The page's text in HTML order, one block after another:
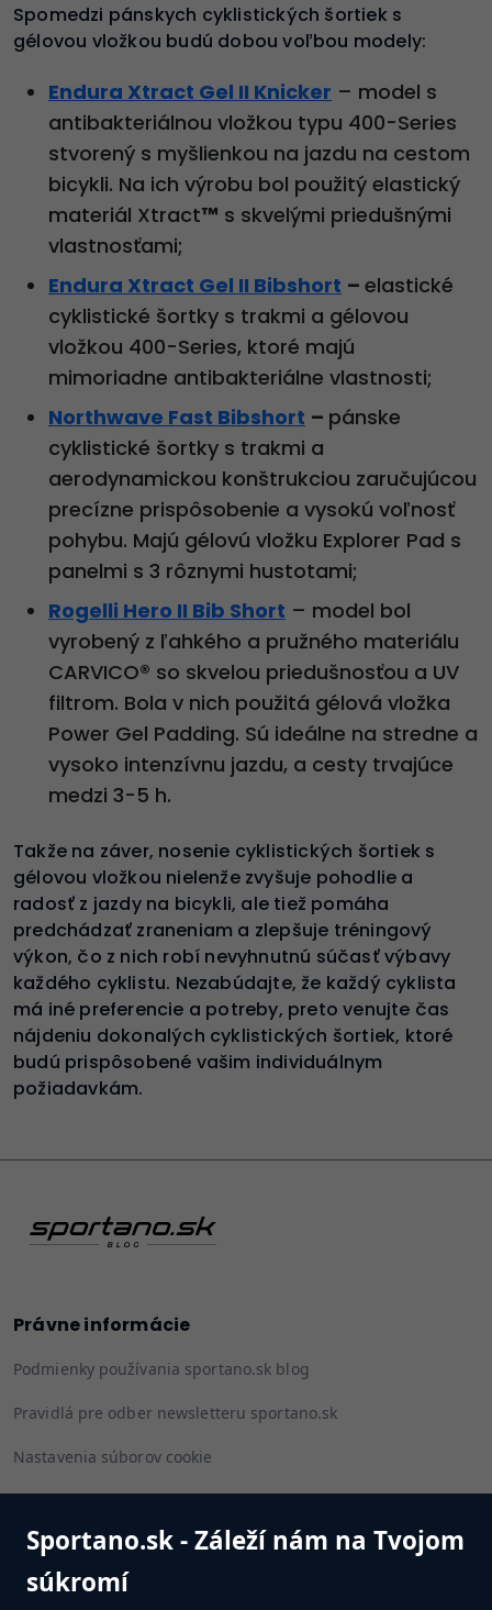
Sportano.sk - Záleží nám na Tvojom
súkromí
Spomedzi pánskych cyklistických šortiek s
gélovou vložkou budú dobou voľbou modely:
Endura Xtract Gel II Knicker – model s
antibakteriálnou vložkou typu 400-Series
stvorený s myšlienkou na jazdu na cestom
bicykli. Na ich výrobu bol použitý elastický
materiál Xtract™ s skvelými priedušnými
vlastnosťami;
Endura Xtract Gel II Bibshort – elastické
cyklistické šortky s trakmi a gélovou
vložkou 400-Series, ktoré majú
mimoriadne antibakteriálne vlastnosti;
Northwave Fast Bibshort – pánske
cyklistické šortky s trakmi a
aerodynamickou konštrukciou zaručujúcou
precízne prispôsobenie a vysokú voľnosť
pohybu. Majú gélovú vložku Explorer Pad s
panelmi s 3 rôznymi hustotami;
Rogelli Hero II Bib Short – model bol
vyrobený z ľahkého a pružného materiálu
CARVICO® so skvelou priedušnosťou a UV
filtrom. Bola v nich použitá gélová vložka
Power Gel Padding. Sú ideálne na stredne a
vysoko intenzívnu jazdu, a cesty trvajúce
medzi 3-5 h.
Takže na záver, nosenie cyklistických šortiek s
gélovou vložkou nielenže zvyšuje pohodlie a
radosť z jazdy na bicykli, ale tiež pomáha
predchádzať zraneniam a zlepšuje tréningový
výkon, čo z nich robí nevyhnutnú súčasť výbavy
každého cyklistu. Nezabúdajte, že každý cyklista
má iné preferencie a potreby, preto venujte čas
nájdeniu dokonalých cyklistických šortiek, ktoré
budú prispôsobené vašim individuálnym
požiadavkám.
Právne informácie
Podmienky používania sportano.sk blog
Pravidlá pre odber newsletteru sportano.sk
Nastavenia súborov cookie
Sledujte nás